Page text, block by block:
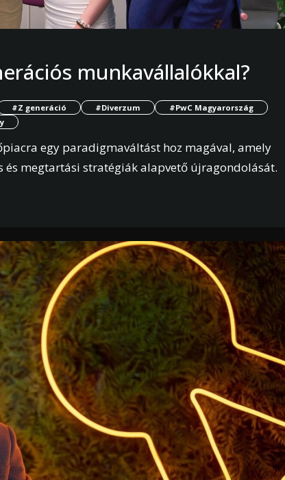
munkavállalókkal?
#Z generáció #Diverzum
#PwC Magyarország
egy paradigmaváltást hoz magával, amely
és megtartási stratégiák alapvető újragondolását.